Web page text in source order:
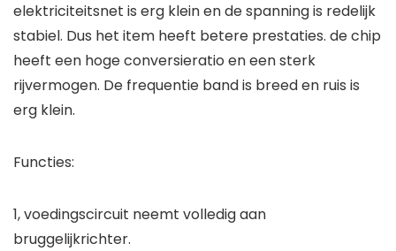
elektriciteitsnet is erg klein en de spanning is redelijk
stabiel. Dus het item heeft betere prestaties. de chip
heeft een hoge conversieratio en een sterk
rijvermogen. De frequentie band is breed en ruis is
erg klein.
Functies:
1, voedingscircuit neemt volledig aan
bruggelijkrichter.